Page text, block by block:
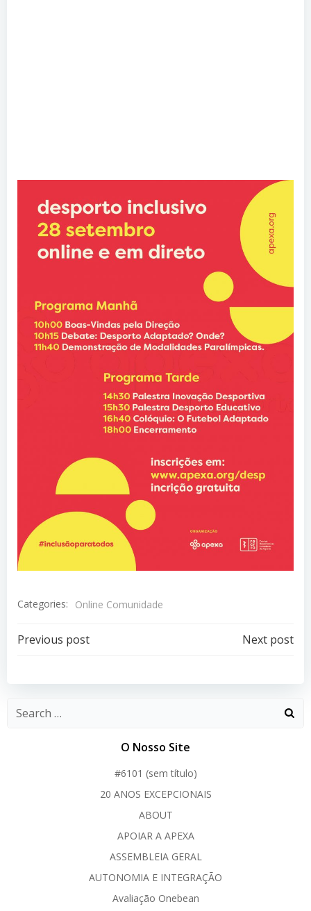
Categories: Online Comunidade
Post
navigation
Previous post
navigation
Next post
O Nosso Site
#6101 (sem título)
20 ANOS EXCEPCIONAIS
ABOUT
APOIAR A APEXA
ASSEMBLEIA GERAL
AUTONOMIA E INTEGRAÇÃO
Avaliação Onebean